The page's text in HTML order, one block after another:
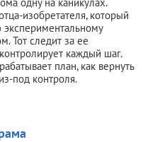
изобретателя, который
экспериментальному
Тот следит за ее
каждый шаг.
план, как вернуть
под контроля.